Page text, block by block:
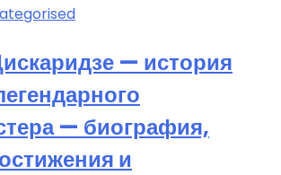
— история
— биография,
и